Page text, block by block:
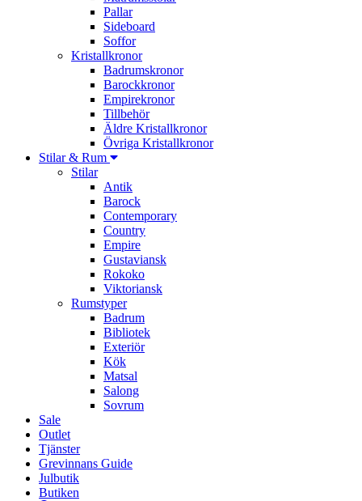
Pallar
Sideboard
Soffor
Kristallkronor
Badrumskronor
Barockkronor
Empirekronor
Tillbehör
Äldre Kristallkronor
Övriga Kristallkronor
Stilar & Rum
Stilar
Antik
Barock
Contemporary
Country
Empire
Gustaviansk
Rokoko
Viktoriansk
Rumstyper
Badrum
Bibliotek
Exteriör
Kök
Matsal
Salong
Sovrum
Sale
Outlet
Tjänster
Grevinnans Guide
Julbutik
Butiken